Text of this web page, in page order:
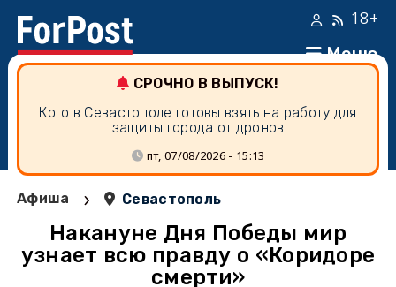
Меню
18+
СРОЧНО В ВЫПУСК!
Кого в Севастополе готовы взять на работу для
защиты города от дронов
пт, 07/08/2026 - 15:13
Афиша › Севастополь
Накануне Дня Победы мир
узнает всю правду о «Коридоре
смерти»